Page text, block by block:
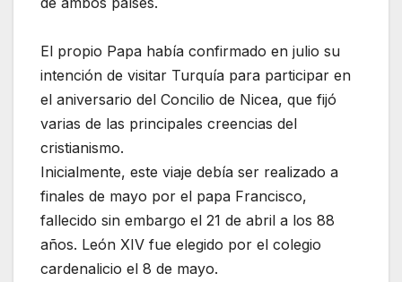
El propio Papa había confirmado en julio su
intención de visitar Turquía para participar en
el aniversario del Concilio de Nicea, que fijó
varias de las principales creencias del
cristianismo.
Inicialmente, este viaje debía ser realizado a
finales de mayo por el papa Francisco,
fallecido sin embargo el 21 de abril a los 88
años. León XIV fue elegido por el colegio
cardenalicio el 8 de mayo.